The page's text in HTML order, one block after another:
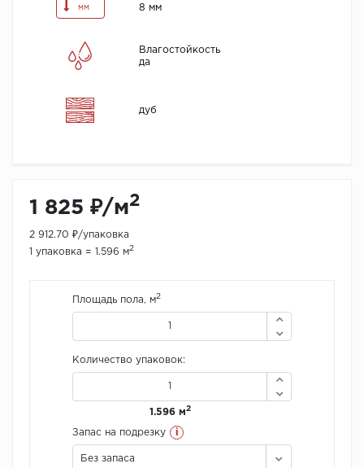
мм
8 мм
Влагостойкость
да
дуб
1 825 ₽/м2
2 912.70 ₽/упаковка
1 упаковка = 1.596 м2
Площадь пола, м2
Количество упаковок:
1.596 м2
Запас на подрезку i
Без запаса